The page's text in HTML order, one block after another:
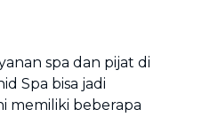
spa dan pijat di
Spa bisa jadi
memiliki beberapa